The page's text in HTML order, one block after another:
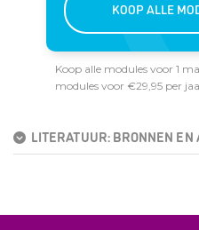
KOOP ALLE
Koop alle modules voor 1
modules voor €29,95 per
LITERATUUR: BRONNEN EN